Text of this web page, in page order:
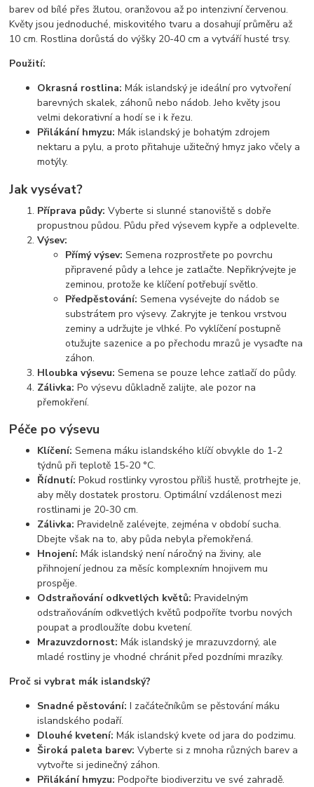
barev od bílé přes žlutou, oranžovou až po intenzivní červenou.
Květy jsou jednoduché, miskovitého tvaru a dosahují průměru až
10 cm. Rostlina dorůstá do výšky 20-40 cm a vytváří husté trsy.
Použití:
Okrasná rostlina: Mák islandský je ideální pro vytvoření
barevných skalek, záhonů nebo nádob. Jeho květy jsou
velmi dekorativní a hodí se i k řezu.
Přilákání hmyzu: Mák islandský je bohatým zdrojem
nektaru a pylu, a proto přitahuje užitečný hmyz jako včely a
motýly.
Jak vysévat?
Příprava půdy: Vyberte si slunné stanoviště s dobře
propustnou půdou. Půdu před výsevem kypře a odplevelte.
Výsev:
Přímý výsev: Semena rozprostřete po povrchu
připravené půdy a lehce je zatlačte. Nepřikrývejte je
zeminou, protože ke klíčení potřebují světlo.
Předpěstování: Semena vysévejte do nádob se
substrátem pro výsevy. Zakryjte je tenkou vrstvou
zeminy a udržujte je vlhké. Po vyklíčení postupně
otužujte sazenice a po přechodu mrazů je vysaďte na
záhon.
Hloubka výsevu: Semena se pouze lehce zatlačí do půdy.
Zálivka: Po výsevu důkladně zalijte, ale pozor na
přemokření.
Péče po výsevu
Klíčení: Semena máku islandského klíčí obvykle do 1-2
týdnů při teplotě 15-20 °C.
Řídnutí: Pokud rostlinky vyrostou příliš hustě, protrhejte je,
aby měly dostatek prostoru. Optimální vzdálenost mezi
rostlinami je 20-30 cm.
Zálivka: Pravidelně zalévejte, zejména v období sucha.
Dbejte však na to, aby půda nebyla přemokřená.
Hnojení: Mák islandský není náročný na živiny, ale
přihnojení jednou za měsíc komplexním hnojivem mu
prospěje.
Odstraňování odkvetlých květů: Pravidelným
odstraňováním odkvetlých květů podpoříte tvorbu nových
poupat a prodloužíte dobu kvetení.
Mrazuvzdornost: Mák islandský je mrazuvzdorný, ale
mladé rostliny je vhodné chránit před pozdními mrazíky.
Proč si vybrat mák islandský?
Snadné pěstování: I začátečníkům se pěstování máku
islandského podaří.
Dlouhé kvetení: Mák islandský kvete od jara do podzimu.
Široká paleta barev: Vyberte si z mnoha různých barev a
vytvořte si jedinečný záhon.
Přilákání hmyzu: Podpořte biodiverzitu ve své zahradě.